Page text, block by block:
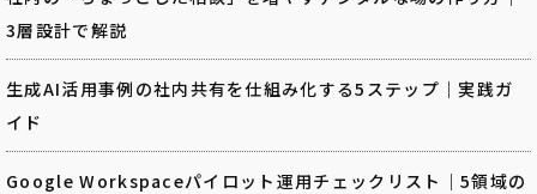
3層設計で解説
生成AI活用事例の社内共有を仕組み化する5ステップ｜実践ガ
イド
Google Workspaceパイロット運用チェックリスト｜5領域の